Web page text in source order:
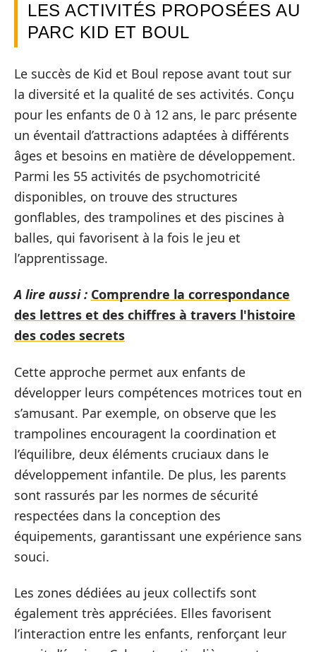
LES ACTIVITÉS PROPOSÉES AU
PARC KID ET BOUL
Le succès de Kid et Boul repose avant tout sur
la diversité et la qualité de ses activités. Conçu
pour les enfants de 0 à 12 ans, le parc présente
un éventail d’attractions adaptées à différents
âges et besoins en matière de développement.
Parmi les 55 activités de psychomotricité
disponibles, on trouve des structures
gonflables, des trampolines et des piscines à
balles, qui favorisent à la fois le jeu et
l’apprentissage.
A lire aussi : Comprendre la correspondance
des lettres et des chiffres à travers l'histoire
des codes secrets
Cette approche permet aux enfants de
développer leurs compétences motrices tout en
s’amusant. Par exemple, on observe que les
trampolines encouragent la coordination et
l’équilibre, deux éléments cruciaux dans le
développement infantile. De plus, les parents
sont rassurés par les normes de sécurité
respectées dans la conception des
équipements, garantissant une expérience sans
souci.
Les zones dédiées au jeux collectifs sont
également très appréciées. Elles favorisent
l’interaction entre les enfants, renforçant leur